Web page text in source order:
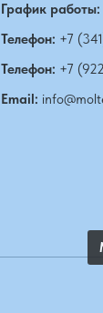
График работы:
Телефон: +7
Телефон: +7
Email: